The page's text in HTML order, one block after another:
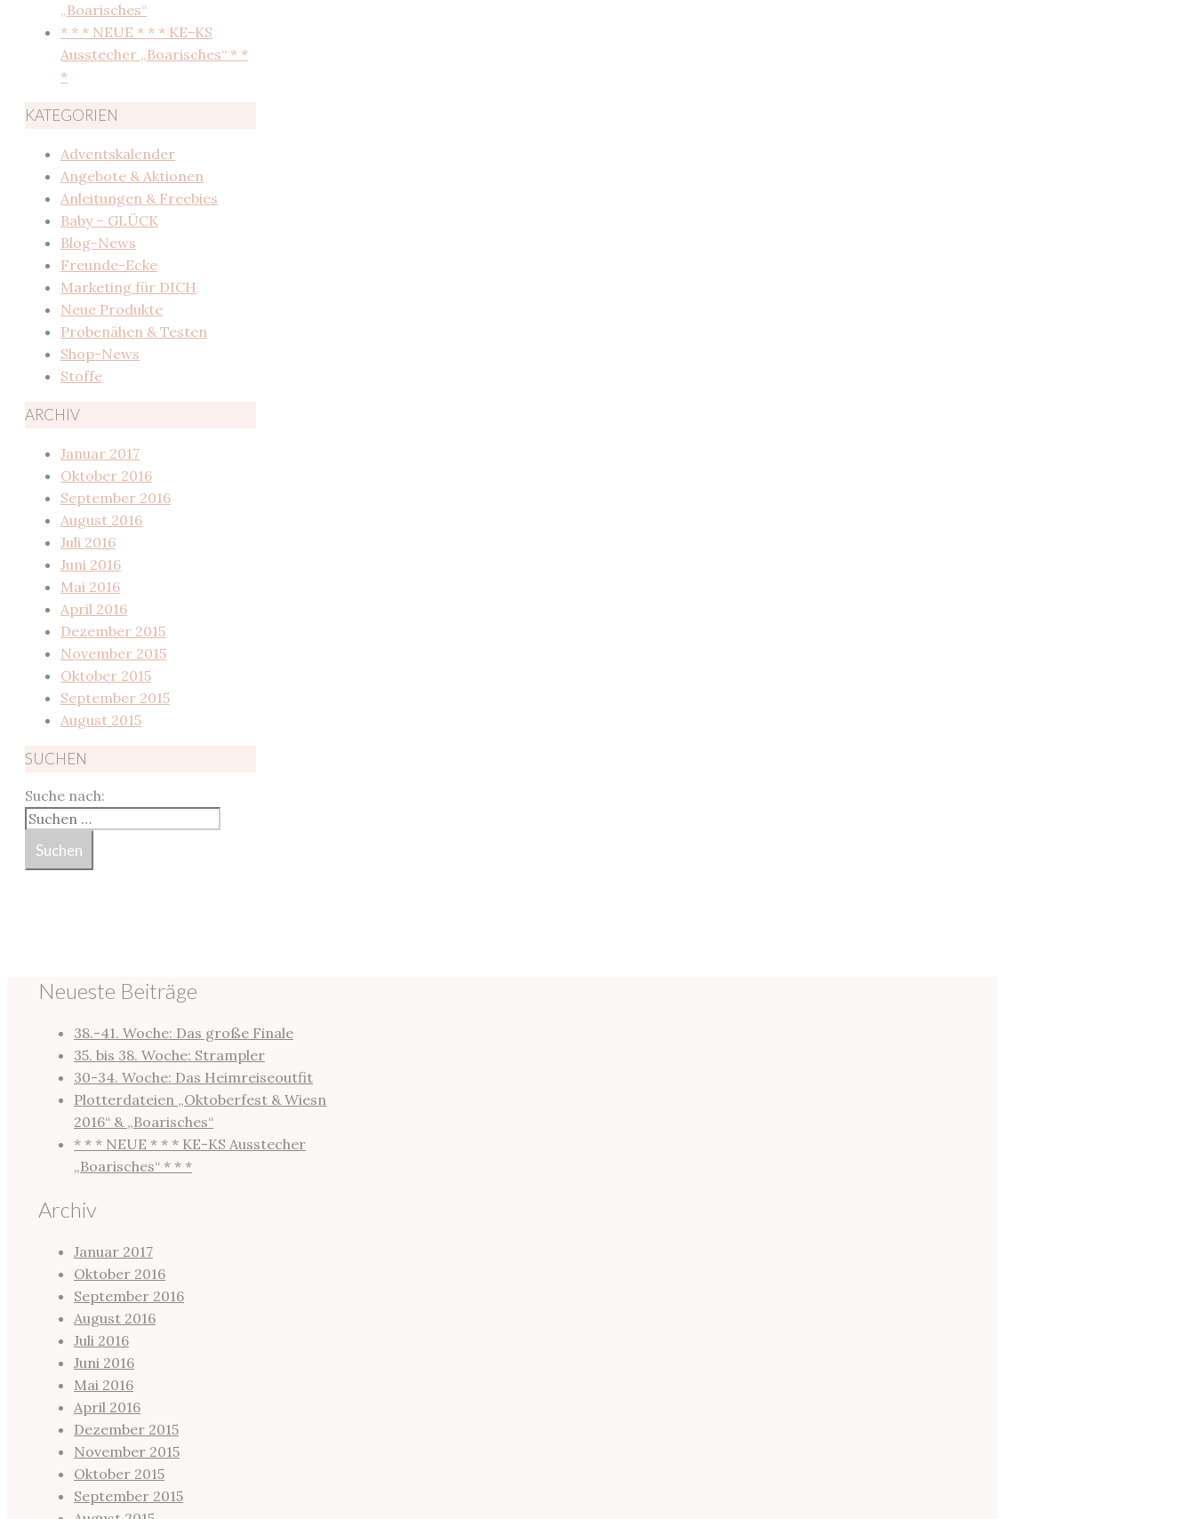
„Boarisches“
* * * NEUE * * * KE-KS
Ausstecher „Boarisches“ * *
*
KATEGORIEN
Adventskalender
Angebote & Aktionen
Anleitungen & Freebies
Baby – GLÜCK
Blog-News
Freunde-Ecke
Marketing für DICH
Neue Produkte
Probenähen & Testen
Shop-News
Stoffe
ARCHIV
Januar 2017
Oktober 2016
September 2016
August 2016
Juli 2016
Juni 2016
Mai 2016
April 2016
Dezember 2015
November 2015
Oktober 2015
September 2015
August 2015
SUCHEN
Suche nach:
Neueste Beiträge
38.-41. Woche: Das große Finale
35. bis 38. Woche: Strampler
30-34. Woche: Das Heimreiseoutfit
Plotterdateien „Oktoberfest & Wiesn
2016“ & „Boarisches“
* * * NEUE * * * KE-KS Ausstecher
„Boarisches“ * * *
Archiv
Januar 2017
Oktober 2016
September 2016
August 2016
Juli 2016
Juni 2016
Mai 2016
April 2016
Dezember 2015
November 2015
Oktober 2015
September 2015